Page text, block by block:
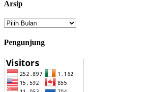
Arsip
Arsip
Pengunjung